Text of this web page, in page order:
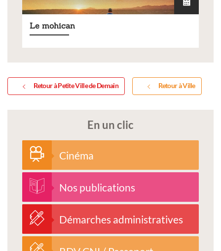
Le mohican
Retour à Petite Ville de Demain Retour à Ville
En un clic
Cinéma
Nos publications
Démarches administratives